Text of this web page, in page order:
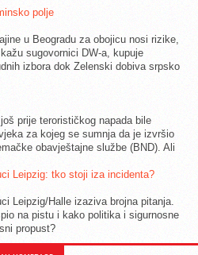
polje
u Beogradu za obojicu nosi rizike,
sugovornici DW-a, kupuje
izbora dok Zelenski dobiva srpsko
prije terorističkog napada bile
za kojeg se sumnja da je izvršio
obavještajne službe (BND). Ali
Leipzig: tko stoji iza incidenta?
Leipzig/Halle izaziva brojna pitanja.
na pistu i kako politika i sigurnosne
propust?